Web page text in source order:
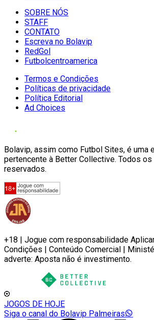
SOBRE NÓS
STAFF
CONTATO
Escreva no Bolavip
RedGol
Futbolcentroamerica
Termos e Condições
Políticas de privacidade
Política Editorial
Ad Choices
Bolavip, assim como Futbol Sites, é uma
pertencente à Better Collective. Todos
reservados.
+18 | Jogue com responsabilidade
Condições | Conteúdo Comercial |
adverte: Aposta não é investimento.
JOGOS DE HOJE
Siga o canal do Bolavip Palmeiras